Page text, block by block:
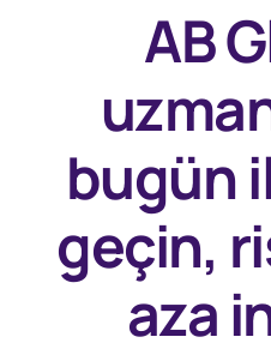
AB
bugün
geçin,
aza